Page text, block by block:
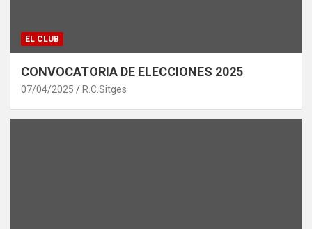
EL CLUB
CONVOCATORIA DE ELECCIONES 2025
07/04/2025 R.C.Sitges